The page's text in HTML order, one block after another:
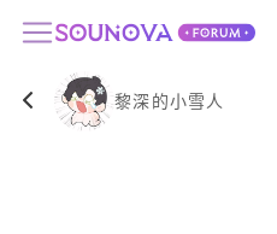
黎深的小雪人